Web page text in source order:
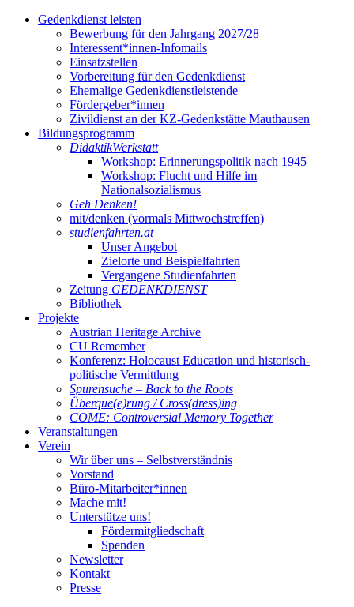
Gedenkdienst leisten
Bewerbung für den Jahrgang 2027/28
Interessent*innen-Infomails
Einsatzstellen
Vorbereitung für den Gedenkdienst
Ehemalige Gedenkdienstleistende
Fördergeber*innen
Zivildienst an der KZ-Gedenkstätte Mauthausen
Bildungsprogramm
DidaktikWerkstatt
Workshop: Erinnerungspolitik nach 1945
Workshop: Flucht und Hilfe im
Nationalsozialismus
Geh Denken!
mit/denken (vormals Mittwochstreffen)
studienfahrten.at
Unser Angebot
Zielorte und Beispielfahrten
Vergangene Studienfahrten
Zeitung GEDENKDIENST
Bibliothek
Projekte
Austrian Heritage Archive
CU Remember
Konferenz: Holocaust Education und historisch-
politische Vermittlung
Spurensuche – Back to the Roots
Überque(e)rung / Cross(dress)ing
COME: Controversial Memory Together
Veranstaltungen
Verein
Wir über uns – Selbstverständnis
Vorstand
Büro-Mitarbeiter*innen
Mache mit!
Unterstütze uns!
Fördermitgliedschaft
Spenden
Newsletter
Kontakt
Presse